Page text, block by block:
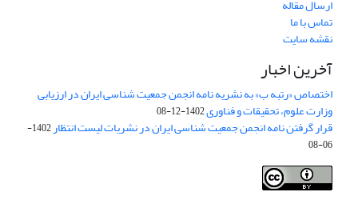
ارسال مقاله
تماس با ما
نقشه سایت
آخرین اخبار
اختصاص «رتبه ب» به نشریه نامه انجمن جمعیت شناسی ایران در ارزیابی
وزارت علوم، تحقیقات و فناوری1402-12-08
قرار گرفتن نامه انجمن جمعیت شناسی ایران در نشریات لیست انتظار
1402-
06-08